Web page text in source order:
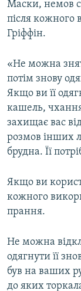
Маски, немов
після кожного
Гріффін.
«Не можна
потім знову
Якщо ви її
кашель,
захищає вас
розмов інших
брудна. Її
Якщо ви
кожного
прання.
Не можна
одягнути її
був на ваших
до яких